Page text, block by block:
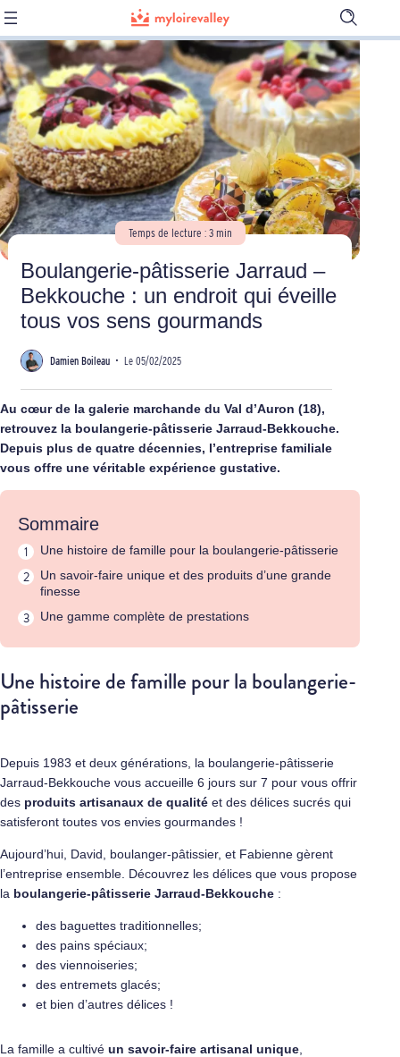
Ouvrir
la
barre
de
Temps de lecture : 3 min
Boulangerie-pâtisserie Jarraud –
Bekkouche : un endroit qui éveille
tous vos sens gourmands
Damien Boileau • Le 05/02/2025
Au cœur de la galerie marchande du Val d’Auron (18),
retrouvez la boulangerie-pâtisserie Jarraud-Bekkouche.
Depuis plus de quatre décennies, l’entreprise familiale
vous offre une véritable expérience gustative.
Sommaire
Une histoire de famille pour la boulangerie-pâtisserie
Un savoir-faire unique et des produits d’une grande
finesse
Une gamme complète de prestations
Une histoire de famille pour la boulangerie-
pâtisserie
Depuis 1983 et deux générations, la boulangerie-pâtisserie
Jarraud-Bekkouche vous accueille 6 jours sur 7 pour vous offrir
des produits artisanaux de qualité et des délices sucrés qui
satisferont toutes vos envies gourmandes !
Aujourd’hui, David, boulanger-pâtissier, et Fabienne gèrent
l’entreprise ensemble. Découvrez les délices que vous propose
la boulangerie-pâtisserie Jarraud-Bekkouche :
des baguettes traditionnelles;
des pains spéciaux;
des viennoiseries;
des entremets glacés;
et bien d’autres délices !
La famille a cultivé un savoir-faire artisanal unique